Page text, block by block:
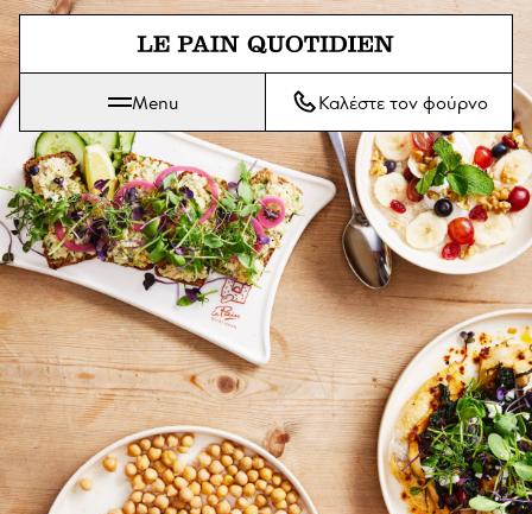
Μετάβαση απευθείας στο κύριο
Το Le Pain Quotidien σημαίνει Το Καθημερινό Ψωμί
Menu Καλέστε τον φούρνο